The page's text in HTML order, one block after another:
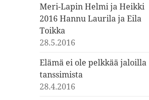
Meri-Lapin Helmi ja Heikki
2016 Hannu Laurila ja Eila
Toikka
28.5.2016
Elämä ei ole pelkkää jaloilla
tanssimista
28.4.2016